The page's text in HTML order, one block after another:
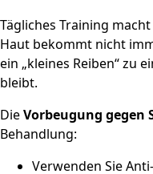
Tägliches Training
Haut bekommt nicht
ein „kleines Reiben“ zu
bleibt.
DieVorbeugung gegen
Behandlung:
Verwenden Sie